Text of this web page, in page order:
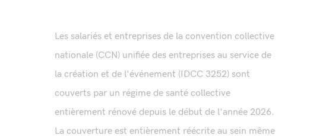
Les salariés et entreprises de la convention collective
nationale (CCN) unifiée des entreprises au service de
la création et de l'événement (IDCC 3252) sont
couverts par un régime de santé collective
entièrement rénové depuis le début de l'année 2026.
La couverture est entièrement réécrite au sein même